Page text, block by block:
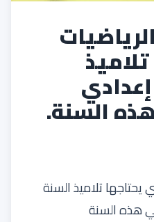
السنة.
يحتاجها تلاميذ السنة
هذه السنة